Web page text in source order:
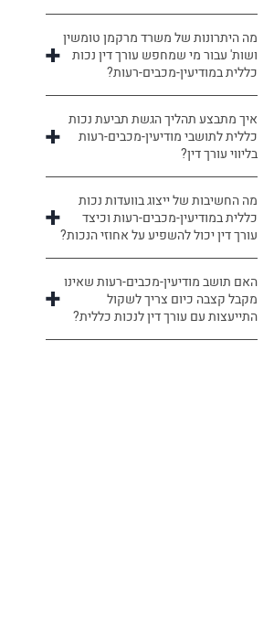
מה היתרונות של משרד מרקמן טומשין
ושות' עבור מי שמחפש עורך דין נכות
כללית במודיעין-מכבים-רעות?
איך מתבצע תהליך הגשת תביעת נכות
כללית לתושבי מודיעין-מכבים-רעות
בליווי עורך דין?
מה החשיבות של ייצוג בוועדות נכות
כללית במודיעין-מכבים-רעות וכיצד
עורך דין יכול להשפיע על אחוזי הנכות?
האם תושב מודיעין-מכבים-רעות שאינו
מקבל קצבה כיום צריך לשקול
התייעצות עם עורך דין לנכות כללית?